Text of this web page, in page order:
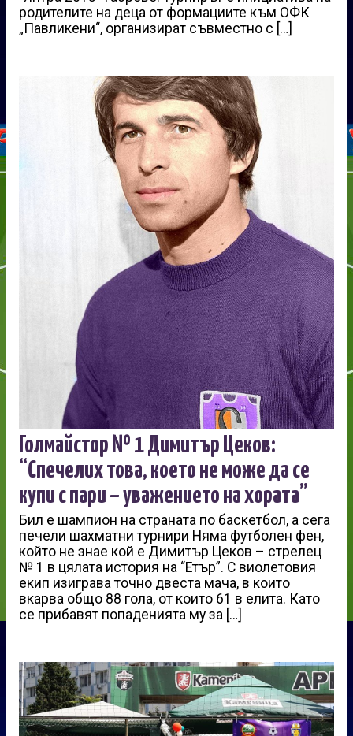
родителите на деца от формациите към ОФК
„Павликени“, организират съвместно с […]
Голмайстор № 1 Димитър Цеков:
“Спечелих това, което не може да се
купи с пари – уважението на хората”
Бил е шампион на страната по баскетбол, а сега
печели шахматни турнири Няма футболен фен,
който не знае кой е Димитър Цеков – стрелец
№ 1 в цялата история на “Етър”. С виолетовия
екип изиграва точно двеста мача, в които
вкарва общо 88 гола, от които 61 в елита. Като
се прибавят попаденията му за […]